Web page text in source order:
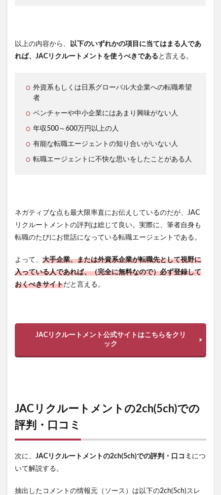
以上の内容から、 以下のいずれかの項目に当てはまる人であ
れば、JACリクルートメントを使うべきである と言える。
外資系もしくは日系グローバル大企業への転職希望
者
ベンチャーや中小企業にはあまり興味がない人
年収500～600万円以上の人
有能な転職エージェントの知り合いがいない人
転職エージェントに不快な思いをしたことがある人
ネガティブな点も最大限率直にお伝えしているのだが、JAC
リクルートメントの評判は総じて良い。実際に、筆者自身も
転職のたびにお世話になっている転職エージェントである。
よって、 大手企業、または外資系企業が転職先として視野に
入っている人であれば、（完全に無料なので）必ず登録して
おくべきサイトだと言える。
JACリクルートメント公式サイトはこちらをクリ
ック
JACリクルートメントの2ch(5ch)での
評判・口コミ
次に、 JACリクルートメントの2ch(5ch)での評判・口コミ につ
いて解説する。
抽出したコメントの情報元（ソース）は以下の2ch(5ch)スレ